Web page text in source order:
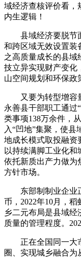
域经济查核评价看，
内生逻辑！
县域经济要脱节面
和跨区域无效设置装
之高质量成长的县域
技立异实现财产变化
山空间规划和环保政
又要为转型增容量
永善县干部职工通过
类事项138万余件，
入“凹地”集聚，使
地成长模式取投融资
以持续满脚工业化
依托新质出产力做为
方针市场。
东部制制业企业正
币，2022年10月，
乡二元布局是县域经
质量的管理程度。
正在全国同一大市
圈、实现城乡融合为